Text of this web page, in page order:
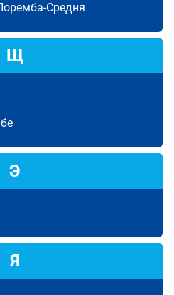
Средня
Щ
Э
Я